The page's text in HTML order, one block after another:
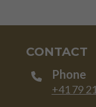
CONTACT
Phone
+41 79